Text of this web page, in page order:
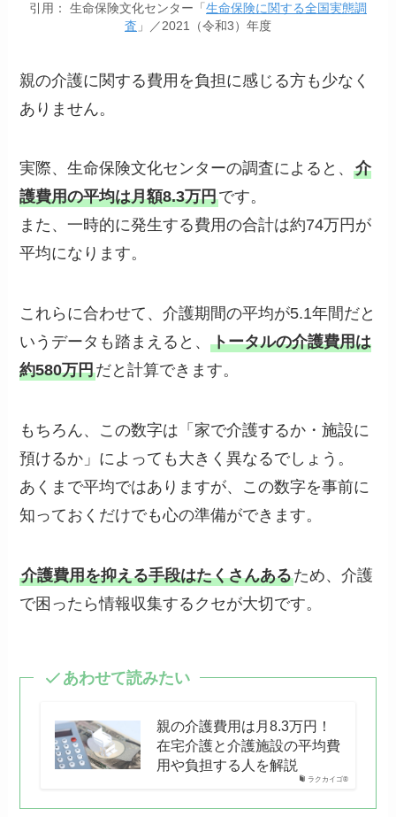
引用： 生命保険文化センター「 生命保険に関する全国実態調
査 」／2021（令和3）年度
親の介護に関する費用を負担に感じる方も少なく
ありません。
実際、生命保険文化センターの調査によると、介
護費用の平均は月額8.3万円です。
また、一時的に発生する費用の合計は約74万円が
平均になります。
これらに合わせて、介護期間の平均が5.1年間だと
いうデータも踏まえると、トータルの介護費用は
約580万円だと計算できます。
もちろん、この数字は「家で介護するか・施設に
預けるか」によっても大きく異なるでしょう。
あくまで平均ではありますが、この数字を事前に
知っておくだけでも心の準備ができます。
介護費用を抑える手段はたくさんあるため、介護
で困ったら情報収集するクセが大切です。
あわせて読みたい
ラクカイゴ®
親の介護費用は月8.3万円！
在宅介護と介護施設の平均費
用や負担する人を解説